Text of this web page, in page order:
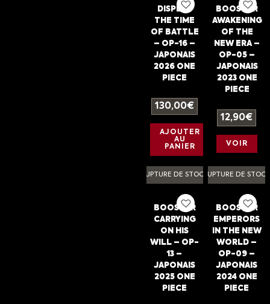
DISPLAY
THE TIME
OF BATTLE
– OP-16 –
JAPONAIS
2026 ONE
PIECE
130,00€
AJOUTER
AU
PANIER
BOOSTER
AWAKENING
OF THE
NEW ERA –
OP-05 –
JAPONAIS
2023 ONE
PIECE
12,90€
VOIR
RUPTURE DE STOCK
BOOSTER
CARRYING
ON HIS
WILL – OP-
13 –
JAPONAIS
2025 ONE
PIECE
RUPTURE DE STOCK
BOOSTER
EMPERORS
IN THE NEW
WORLD –
OP-09 –
JAPONAIS
2024 ONE
PIECE